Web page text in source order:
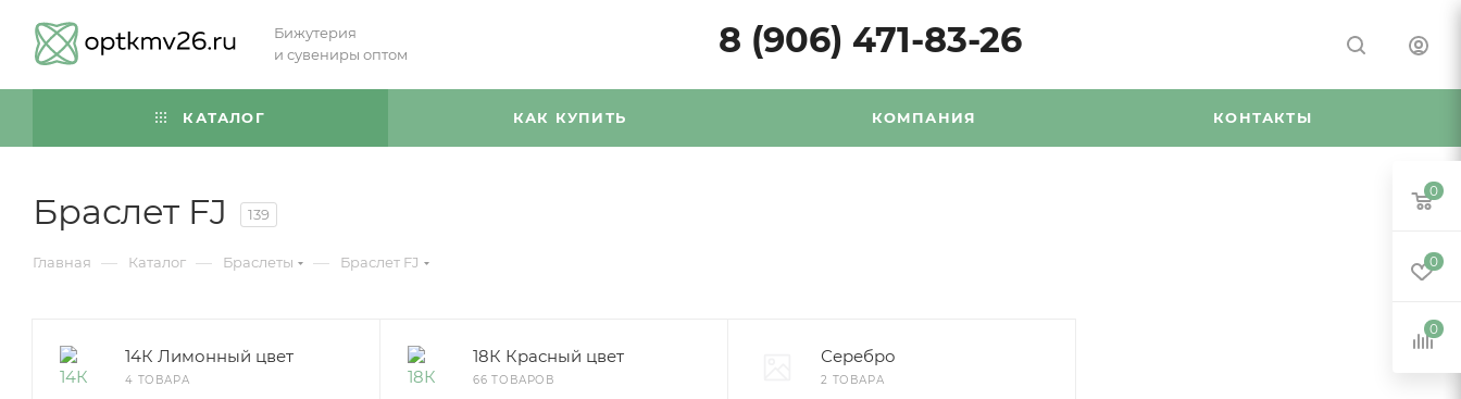
Бижутерия
и сувениры оптом
8 (906) 471-83-26
КАТАЛОГ КАК КУПИТЬ КОМПАНИЯ КОНТАКТЫ
Браслет FJ 139
Главная — Каталог — Браслеты — Браслет FJ
14К Лимонный цвет
4 ТОВАРА
18К Красный цвет
66 ТОВАРОВ
Серебро
2 ТОВАРА
0
0
0